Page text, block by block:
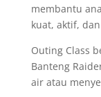
membantu
kuat, aktif,
Outing Class
Banteng
air atau